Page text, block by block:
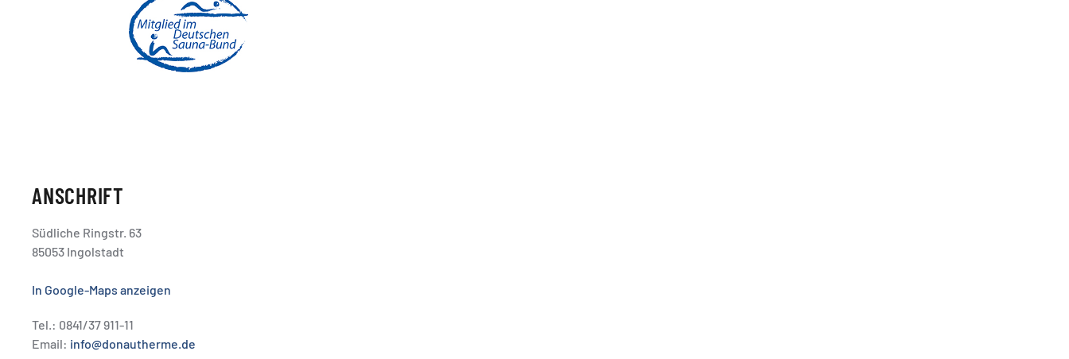
ANSCHRIFT
Südliche Ringstr. 63
85053 Ingolstadt
In Google-Maps anzeigen
Tel.: 0841/37 911-11
Email: info@donautherme.de